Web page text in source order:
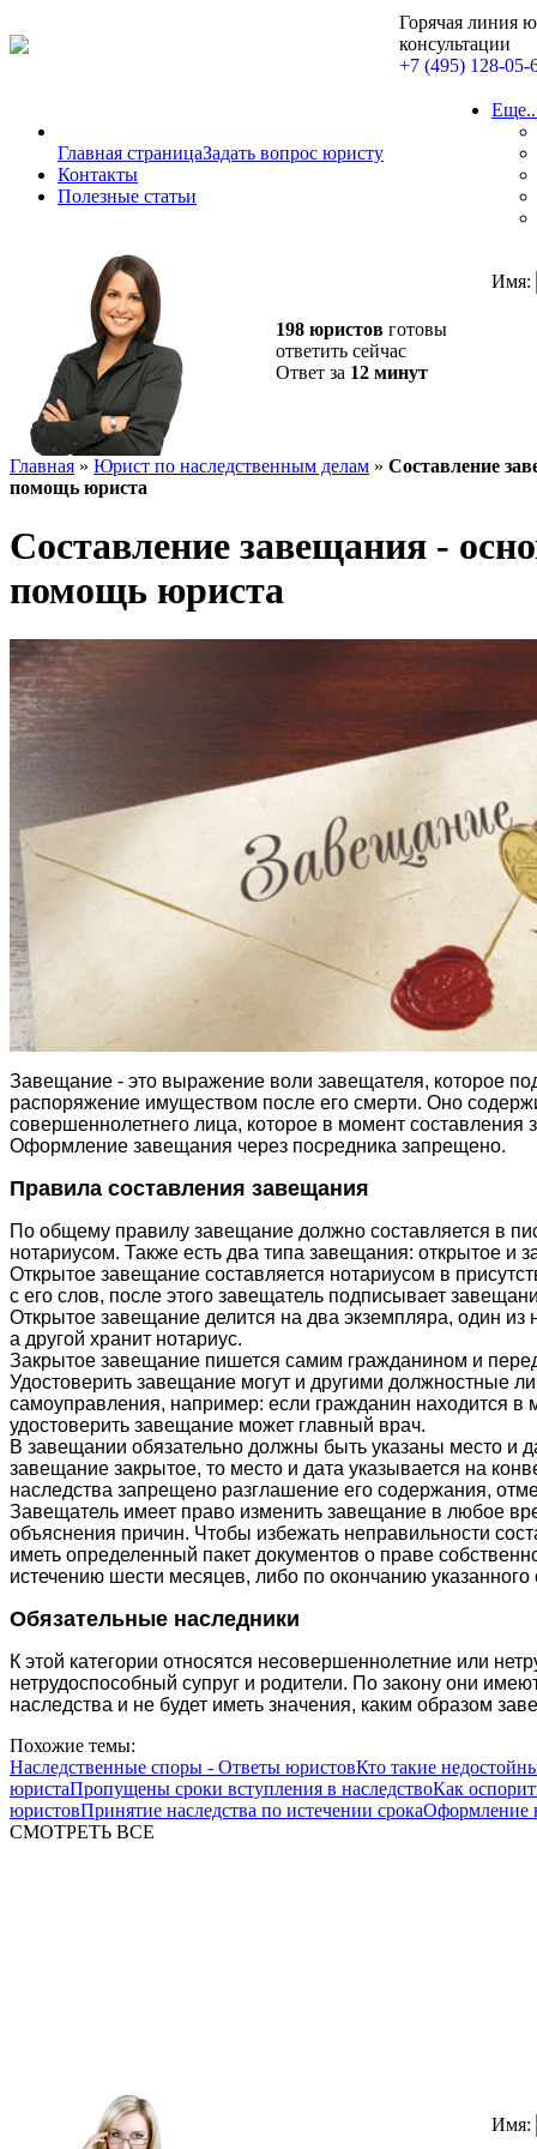
Горячая линия
консультации
+7 (495) 128-05-
Главная страницаЗадать вопрос юристу
Контакты
Полезные статьи
198 юристов готовы
ответить сейчас
Ответ за 12 минут
Имя:
Главная » Юрист по наследственным делам » Составление
помощь юриста
Составление завещания -
помощь юриста
Завещание - это выражение воли завещателя, которое
распоряжение имуществом после его смерти. Оно
совершеннолетнего лица, которое в момент
Оформление завещания через посредника запрещено.
Правила составления завещания
По общему правилу завещание должно составляется в
нотариусом. Также есть два типа завещания: открытое и
Открытое завещание составляется нотариусом в
с его слов, после этого завещатель подписывает
Открытое завещание делится на два экземпляра, один из
а другой хранит нотариус.
Закрытое завещание пишется самим гражданином и
Удостоверить завещание могут и другими должностные
самоуправления, например: если гражданин находится в
удостоверить завещание может главный врач.
В завещании обязательно должны быть указаны место и
завещание закрытое, то место и дата указывается на
наследства запрещено разглашение его содержания,
Завещатель имеет право изменить завещание в любое
объяснения причин. Чтобы избежать неправильности
иметь определенный пакет документов о праве
истечению шести месяцев, либо по окончанию указанного
Обязательные наследники
К этой категории относятся несовершеннолетние или
нетрудоспособный супруг и родители. По закону они
наследства и не будет иметь значения, каким образом
Похожие темы:
Наследственные споры - Ответы юристовКто такие
юристаПропущены сроки вступления в наследствоКак
юристовПринятие наследства по истечении срокаОформление
СМОТРЕТЬ ВСЕ
Имя: